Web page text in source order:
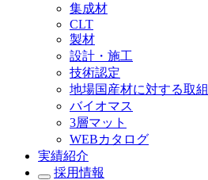
集成材
CLT
製材
設計・施工
技術認定
地場国産材に対する取組
バイオマス
3層マット
WEBカタログ
実績紹介
採用情報